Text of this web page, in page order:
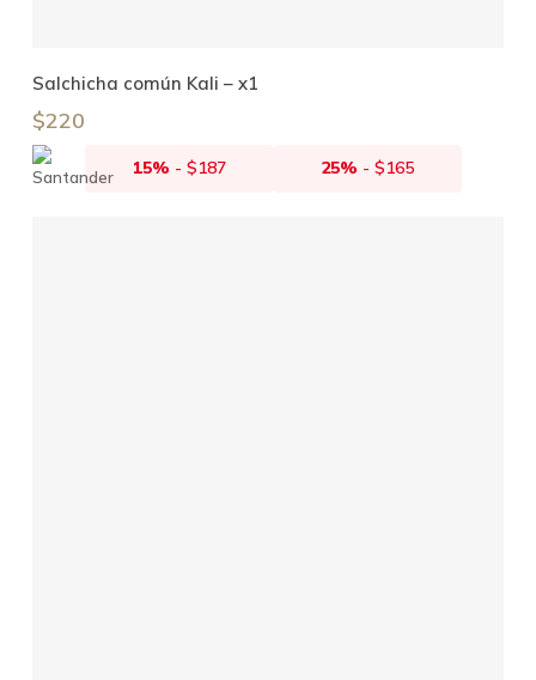
Añadir Al Carrito
Salchicha común Kali – x1
$220
15% - $187 25% -$165